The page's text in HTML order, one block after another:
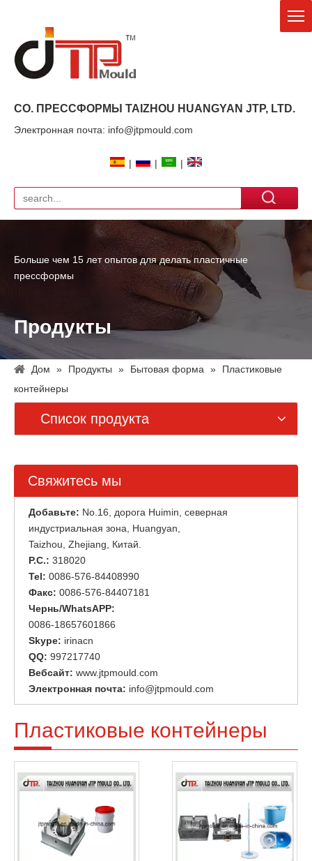
CO. ПРЕССФОРМЫ TAIZHOU HUANGYAN JTP, LTD.
Электронная почта: info@jtpmould.com
| | |
Больше чем 15 лет опытов для делать пластичные
прессформы
Продукты
Дом » Продукты » Бытовая форма »
Пластиковые
контейнеры
Список продукта
Свяжитесь мы
Добавьте: No.16, дорога Huimin, северная
индустриальная зона, Huangyan,
Taizhou, Zhejiang, Китай.
P.C.: 318020
Tel: 0086-576-84408990
Факс: 0086-576-84407181
Чернь/WhatsAPP:
0086-18657601866
Skype: irinacn
QQ: 997217740
Вебсайт: www.jtpmould.com
Электронная почта: info@jtpmould.com
Пластиковые контейнеры